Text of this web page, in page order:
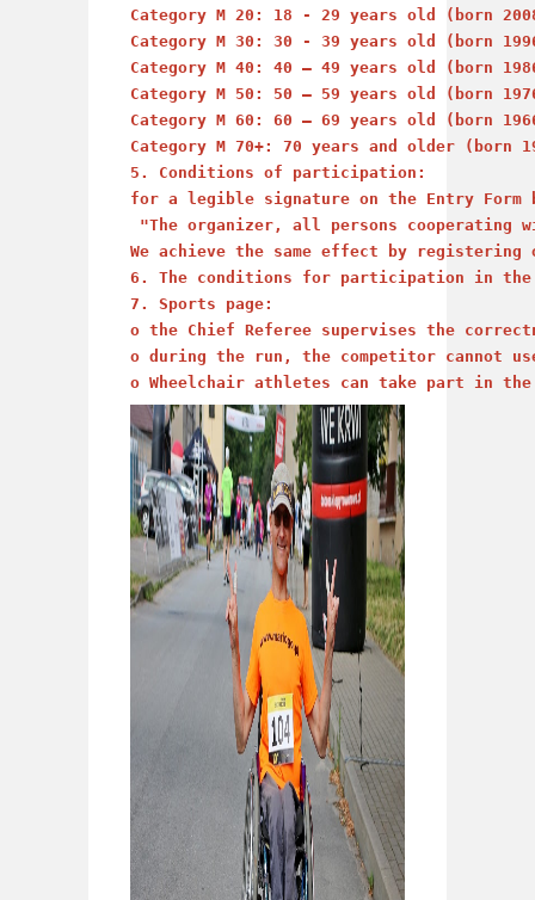
Category M 20: 18 - 29 years old (born
Category M 30: 30 - 39 years old (born
Category M 40: 40 – 49 years old (born
Category M 50: 50 – 59 years old (born
Category M 60: 60 – 69 years old (born
Category M 70+: 70 years and older (born
5. Conditions of participation:
for a legible signature on the Entry Form
"The organizer, all persons cooperating
We achieve the same effect by
6. The conditions for participation in
7. Sports page:
o the Chief Referee supervises the
o during the run, the competitor cannot
o Wheelchair athletes can take part in